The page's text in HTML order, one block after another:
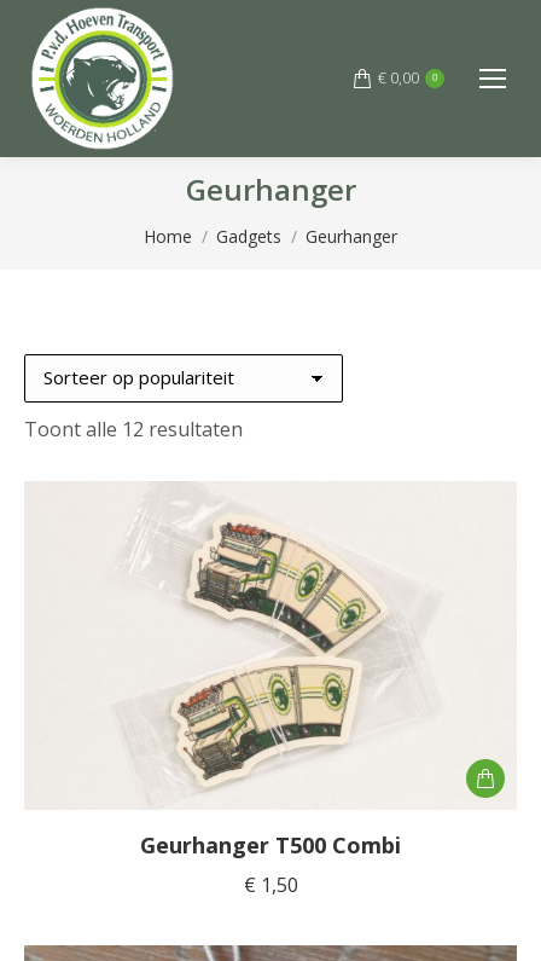
€ 0,00 0
Geurhanger
Je bent hier:
Home Gadgets Geurhanger
Toont alle 12 resultaten
populariteit
Geurhanger T500 Combi
€ 1,50